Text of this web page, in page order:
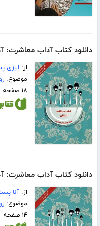
دانلود کتاب آداب معاشرت:
از: لیزی
موضوع:
۱۸ صفحه
دانلود کتاب آداب معاشرت:
از:آنا
موضوع:
۱۴ صفحه